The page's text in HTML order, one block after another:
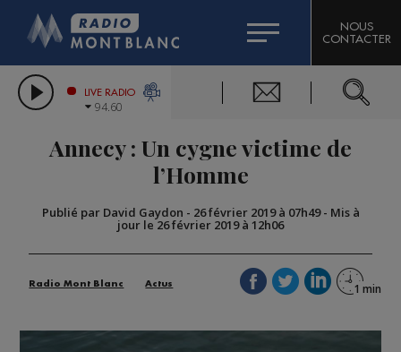
LES CHRONIQUES DE L'EXPERT
CITIZEN MACHINERY
GRAND MASSIF DOMAINES SKIABLES
BIGARD
COMPAGNIE DU MONT-BLANC
NOUS
CONTACTER
LIVE RADIO
94.60
Annecy : Un cygne victime de
l’Homme
Publié par David Gaydon - 26 février 2019 à 07h49- Mis à
jour le 26 février 2019 à 12h06
Radio Mont Blanc Actus